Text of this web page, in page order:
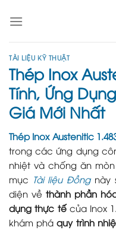
TÀI LIỆU KỸ THUẬT
Thép Inox
Tính, Ứng
Giá Mới Nhất
Thép Inox Austenitic
trong các ứng dụng
nhiệt và chống ăn
mục Tài liệu Đồngnày
diện vềthành phần
dụng thực tếcủa Inox
khám pháquy trình